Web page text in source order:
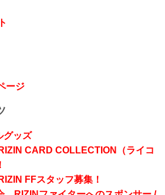
ージ
グッズ
CARD COLLECTION（ライコ
FFスタッフ募集！